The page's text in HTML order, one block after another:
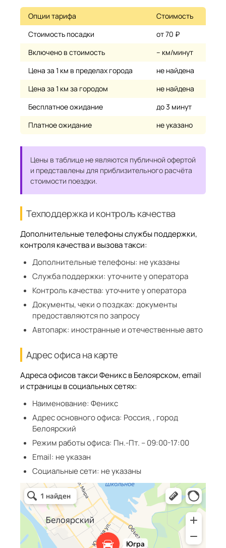
Опции тарифа
Стоимость
Стоимость посадки
от 70 ₽
Включено в стоимость
– км/минут
Цена за 1 км в пределах города
не найдена
Цена за 1 км за городом
не найдена
Бесплатное ожидание
до 3 минут
Платное ожидание
не указано
Цены в таблице не являются публичной офертой
и представлены для приблизительного расчёта
стоимости поездки.
Техподдержка и контроль качества
Дополнительные телефоны службы поддержки,
контроля качества и вызова такси:
Дополнительные телефоны: не указаны
Служба поддержки: уточните у оператора
Контроль качества: уточните у оператора
Документы, чеки о поздках: документы
предоставляются по запросу
Автопарк: иностранные и отечественные авто
Адрес офиса на карте
Адреса офисов такси Феникс в Белоярском, email
и страницы в социальных сетях:
Наименование: Феникс
Адрес основного офиса: Россия, , город
Белоярский
Режим работы офиса: Пн.-Пт. – 09:00-17:00
Email: не указан
Социальные сети: не указаны